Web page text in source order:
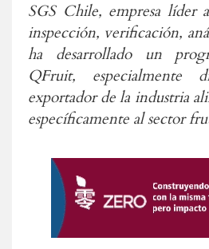
SGS Chile, empresa líder
inspección, verificación,
ha desarrollado un
QFruit, especialmente
exportador de la industria
específicamente al sector